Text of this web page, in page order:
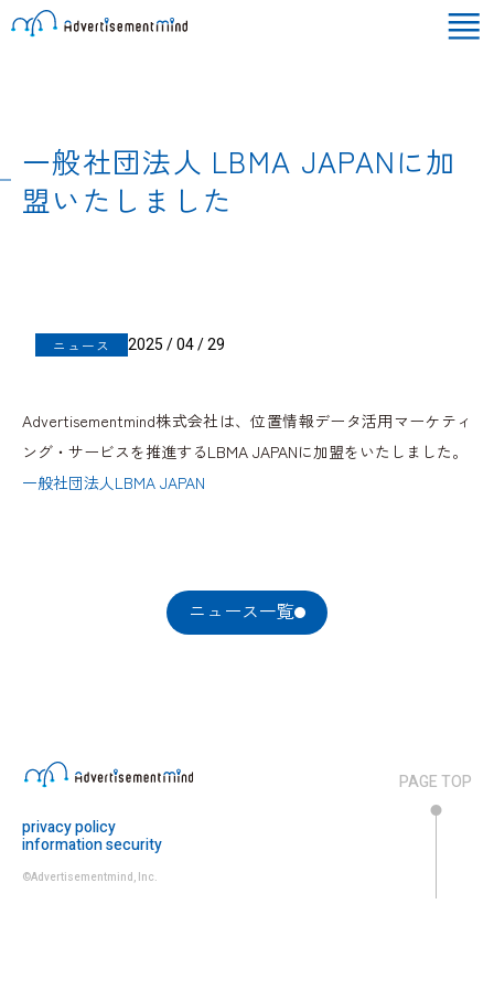
一般社団法人 LBMA JAPANに加
盟いたしました
ニュース 2025 / 04 / 29
Advertisementmind株式会社は、位置情報データ活用マーケティ
ング・サービスを推進するLBMA JAPANに加盟をいたしました。
一般社団法人LBMA JAPAN
ニュース一覧
PAGE TOP
privacy policy
information security
©Advertisementmind, Inc.